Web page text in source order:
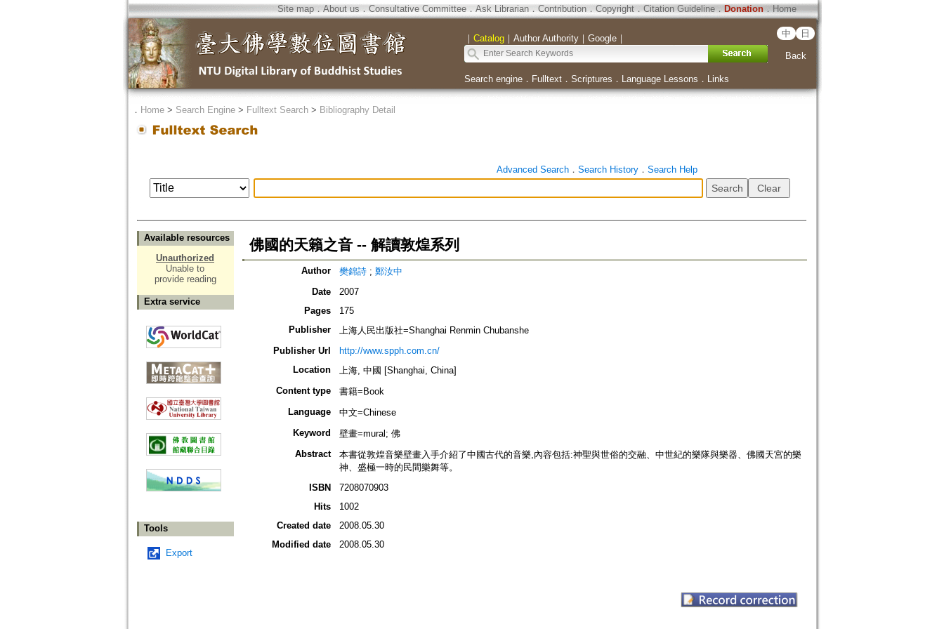
Site map．About us ． Consultative Committee． Ask Librarian． Contribution．Copyright．Citation Guideline． Donation．Home
｜ Catalog｜ Author Authority｜ Google｜ 中 日
Back
Search engine． Fulltext． Scriptures ． Language Lessons ． Links
． Home> Search Engine> Fulltext Search> Bibliography Detail
Advanced Search． Search History． Search Help
Available resources
Unauthorized
Unable to
provide reading
Extra service
Tools
Export
佛國的天籟之音 -- 解讀敦煌系列
Author 樊錦詩; 鄭汝中
Date
2007
Pages
175
Publisher
上海人民出版社=Shanghai Renmin Chubanshe
Publisher Url
http://www.spph.com.cn/
Location
上海, 中國 [Shanghai, China]
Content type
書籍=Book
Language
中文=Chinese
Keyword
壁畫=mural; 佛
Abstract
本書從敦煌音樂壁畫入手介紹了中國古代的音樂,內容包括:神聖與世俗的交融、中世紀的樂隊與樂器、佛國天宮的樂
神、盛極一時的民間樂舞等。
ISBN
7208070903
Hits
1002
Created date
2008.05.30
Modified date
2008.05.30